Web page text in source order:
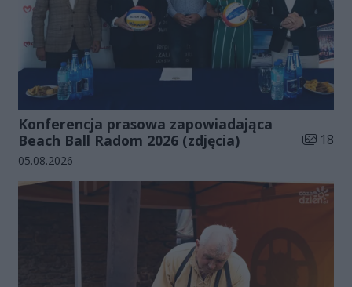
Konferencja prasowa zapowiadająca
Beach Ball Radom 2026 (zdjęcia)
Liczba
18
Data dodania galerii:
05.08.2026